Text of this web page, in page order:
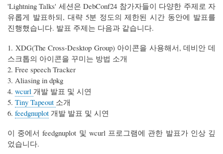
'Lightning Talks' 세션은 DebConf24 참가자들이 다양한 주제로 자
유롭게 발표하되, 대략 5분 정도의 제한된 시간 동안에 발표를
진행했습니다. 발표 주제는 다음과 같습니다.
1. XDG(The Cross-Desktop Group) 아이콘을 사용해서, 데비안 데
스크톱의 아이콘을 꾸미는 방법 소개
2. Free speech Tracker
3. Aliasing in dpkg
4. wcurl 개발 발표 및 시연
5. Tiny Tapeout 소개
6. feedgnuplot 개발 발표 및 시연
이 중에서 feedgnuplot 및 wcurl 프로그램에 관한 발표가 인상 깊
었습니다.